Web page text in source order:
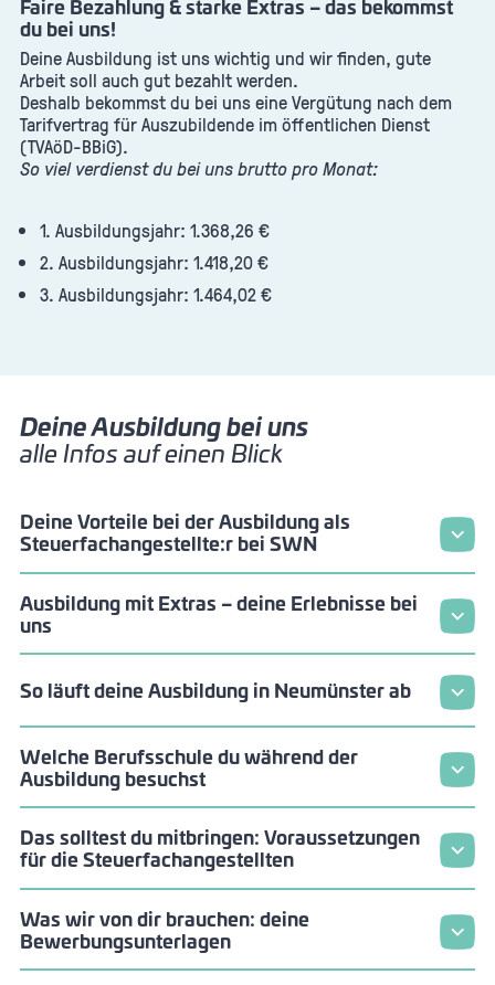
Faire Bezahlung & starke Extras – das bekommst
du bei uns!
Deine Ausbildung ist uns wichtig und wir finden, gute
Arbeit soll auch gut bezahlt werden.
Deshalb bekommst du bei uns eine Vergütung nach dem
Tarifvertrag für Auszubildende im öffentlichen Dienst
(TVAöD-BBiG).
So viel verdienst du bei uns brutto pro Monat:
1. Ausbildungsjahr: 1.368,26 €
2. Ausbildungsjahr: 1.418,20 €
3. Ausbildungsjahr: 1.464,02 €
Deine Ausbildung bei uns
alle Infos auf einen Blick
Deine Vorteile bei der Ausbildung als
Steuerfachangestellte:r bei SWN
Ausbildung mit Extras – deine Erlebnisse bei
uns
So läuft deine Ausbildung in Neumünster ab
Welche Berufsschule du während der
Ausbildung besuchst
Das solltest du mitbringen: Voraussetzungen
für die Steuerfachangestellten
Was wir von dir brauchen: deine
Bewerbungsunterlagen